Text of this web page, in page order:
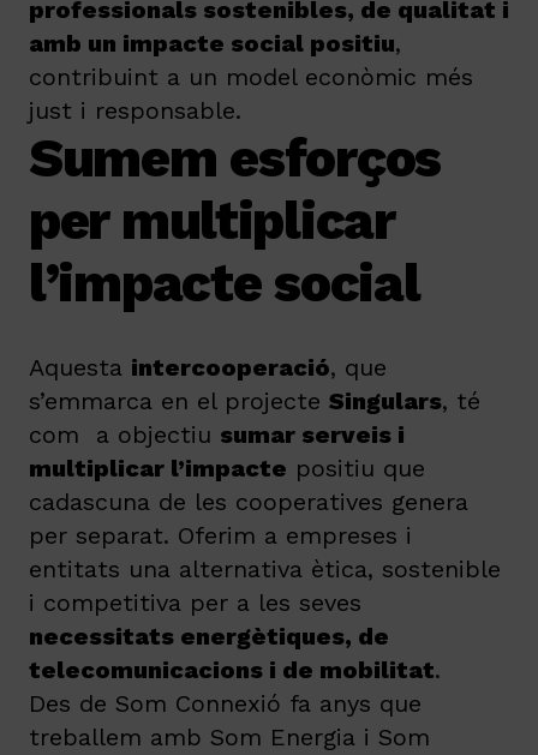
professionals sostenibles, de qualitat i
amb un impacte social positiu,
contribuint a un model econòmic més
just i responsable.
Sumem esforços
per multiplicar
l’impacte social
Aquesta intercooperació, que
s’emmarca en el projecte Singulars, té
com a objectiu sumar serveis i
multiplicar l’impacte positiu que
cadascuna de les cooperatives genera
per separat. Oferim a empreses i
entitats una alternativa ètica, sostenible
i competitiva per a les seves
necessitats energètiques, de
telecomunicacions i de mobilitat.
Des de Som Connexió fa anys que
treballem amb Som Energia i Som